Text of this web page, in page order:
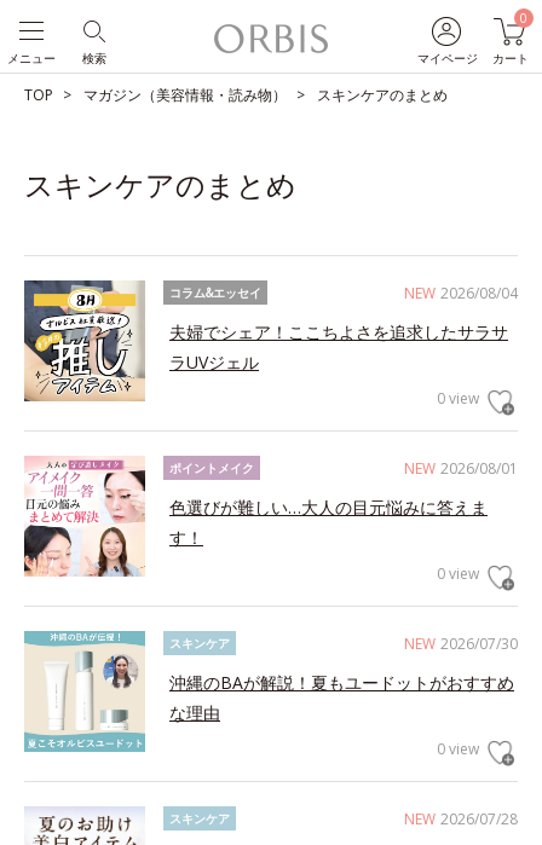
マイページ
0
カート
検索
メニュー
TOP マガジン（美容情報・読み物） スキンケアのまとめ
スキンケアのまとめ
NEW 2026/08/04
コラム&エッセイ
夫婦でシェア！ここちよさを追求したサラサ
ラUVジェル
0 view
NEW 2026/08/01
ポイントメイク
色選びが難しい…大人の目元悩みに答えま
す！
0 view
NEW 2026/07/30
スキンケア
沖縄のBAが解説！夏もユードットがおすすめ
な理由
0 view
NEW 2026/07/28
スキンケア